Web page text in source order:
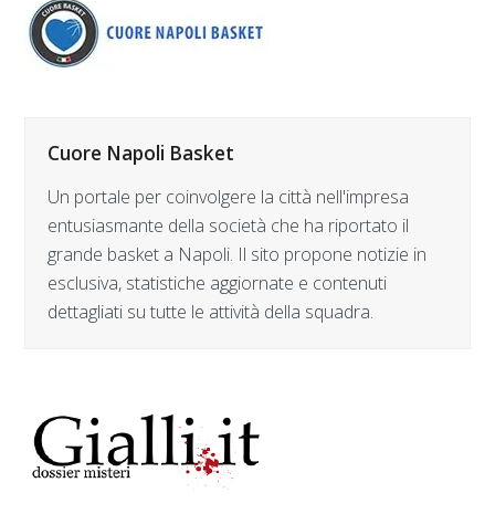
Cuore Napoli Basket
Un portale per coinvolgere la città nell'impresa
entusiasmante della società che ha riportato il
grande basket a Napoli. Il sito propone notizie in
esclusiva, statistiche aggiornate e contenuti
dettagliati su tutte le attività della squadra.